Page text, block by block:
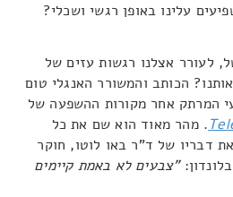
עלינו באופן רגשי ושכלי?
לעורר אצלנו רגשות עזים של
הכותב והמשורר האנגלי טום
המרתק אחר מקורות ההשפעה של
. מהר מאוד הוא שם את כל
דבריו של ד"ר באו לוטו, חוקר
"צבעים לא באמת קיימים